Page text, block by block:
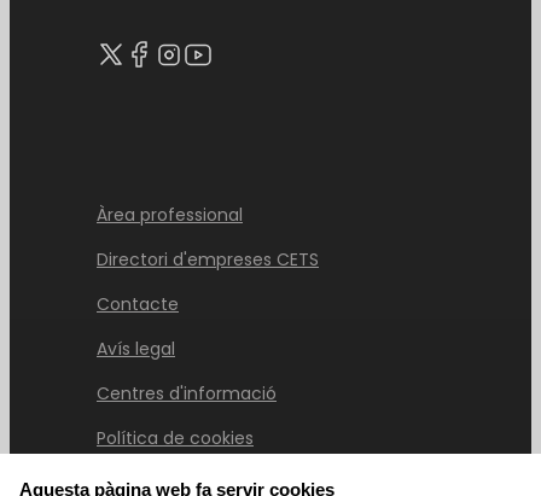
Àrea professional
Directori d'empreses CETS
Contacte
Avís legal
Centres d'informació
Política de cookies
Aquesta pàgina web fa servir cookies